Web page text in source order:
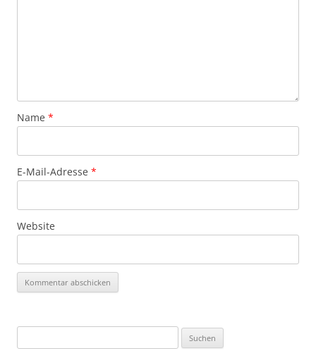
Name *
E-Mail-Adresse *
Website
nach: